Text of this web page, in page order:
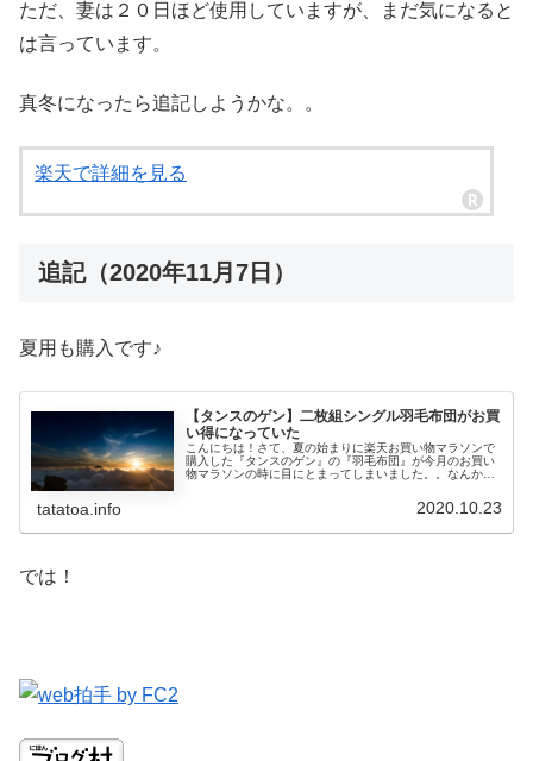
ただ、妻は２０日ほど使用していますが、まだ気になると
は言っています。
真冬になったら追記しようかな。。
楽天で詳細を見る
追記（2020年11月7日）
夏用も購入です♪
【タンスのゲン】二枚組シングル羽毛布団がお買
い得になっていた
こんにちは！さて、夏の始まりに楽天お買い物マラソンで
購入した『タンスのゲン』の『羽毛布団』が今月のお買い
物マラソンの時に目にとまってしまいました。。なんか、
tatatoa.info 2020.10.23
では！